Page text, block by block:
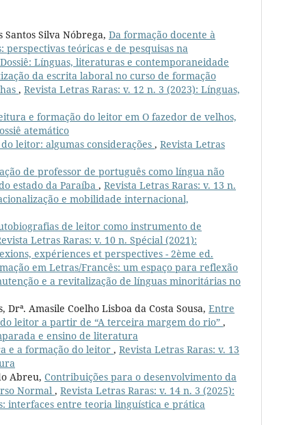
Silva Nóbrega, Da formação docente à
teóricas e de pesquisas na
Línguas, literaturas e contemporaneidade
da escrita laboral no curso de formação
, Revista Letras Raras: v. 12 n. 3 (2023): Línguas,
e formação do leitor em O fazedor de velhos,
atemático
leitor: algumas considerações , Revista Letras
de professor de português como língua não
estado da Paraíba , Revista Letras Raras: v. 13 n.
e mobilidade internacional,
de leitor como instrumento de
Letras Raras: v. 10 n. Spécial (2021):
expériences et perspectives - 2ème ed.
em Letras/Francês: um espaço para reflexão
e a revitalização de línguas minoritárias no
Amasile Coelho Lisboa da Costa Sousa, Entre
leitor a partir de “A terceira margem do rio” ,
e ensino de literatura
e a formação do leitor , Revista Letras Raras: v. 13
Abreu, Contribuições para o desenvolvimento da
Normal , Revista Letras Raras: v. 14 n. 3 (2025):
interfaces entre teoria linguística e prática